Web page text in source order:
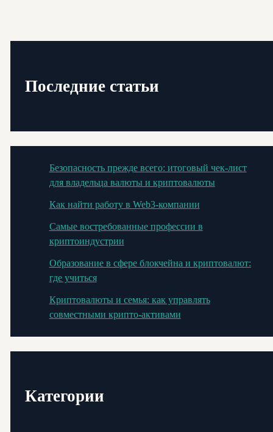
Последние статьи
Безопасность прежде всего: итоговый чек-лист
для владельца валюты и криптовалюты
Как найти работу в Web3-компании
Самые востребованные профессии в
криптоиндустрии
Образование в сфере блокчейна и криптовалют:
где учиться
Криптовалюты и семья: как управлять
совместными крипто-активами
Категории